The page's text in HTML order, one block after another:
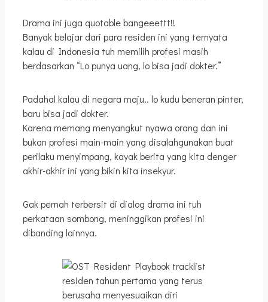
Drama ini juga quotable bangeeettt!!
Banyak belajar dari para residen ini yang ternyata
kalau di Indonesia tuh memilih profesi masih
berdasarkan “Lo punya uang, lo bisa jadi dokter.”
Padahal kalau di negara maju.. lo kudu beneran pinter,
baru bisa jadi dokter.
Karena memang menyangkut nyawa orang dan ini
bukan profesi main-main yang disalahgunakan buat
perilaku menyimpang, kayak berita yang kita denger
akhir-akhir ini yang bikin kita insekyur.
Gak pernah terbersit di dialog drama ini tuh
perkataan sombong, meninggikan profesi ini
dibanding lainnya.
residen tahun pertama yang terus
berusaha menyesuaikan diri